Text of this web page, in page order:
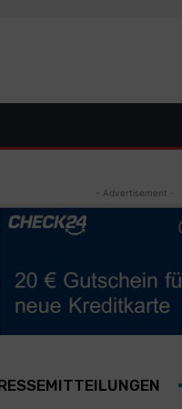
- Advertisement -